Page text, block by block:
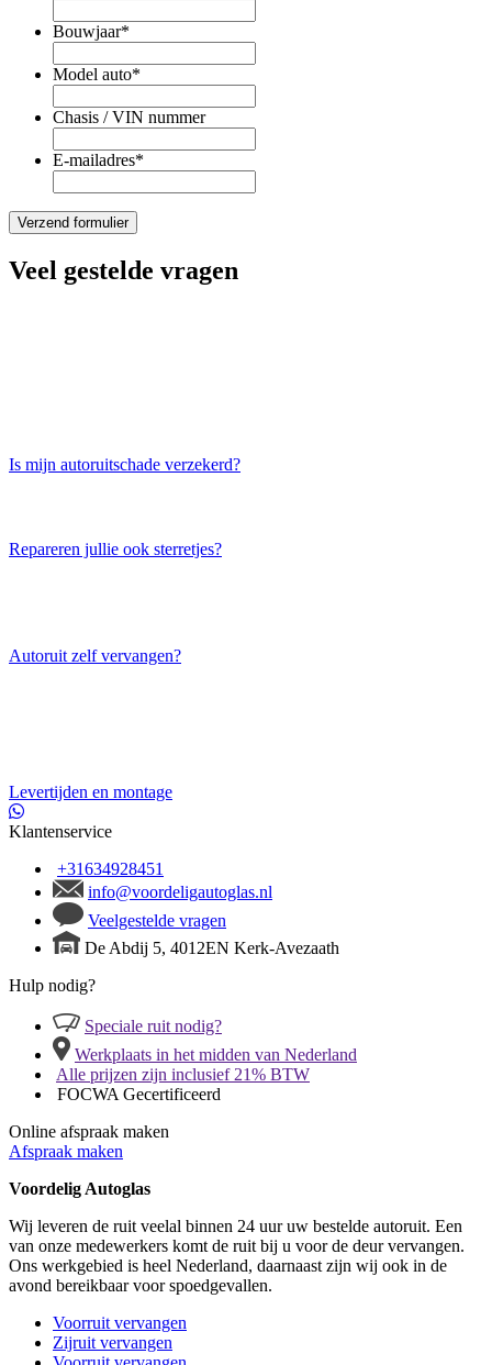
Bouwjaar*
Model auto*
Chasis / VIN nummer
E-mailadres*
Veel gestelde vragen
Is mijn autoruitschade verzekerd?
Repareren jullie ook sterretjes?
Autoruit zelf vervangen?
Levertijden en montage
Klantenservice
+31634928451
info@voordeligautoglas.nl
Veelgestelde vragen
De Abdij 5, 4012EN Kerk-Avezaath
Hulp nodig?
Speciale ruit nodig?
Werkplaats in het midden van Nederland
Alle prijzen zijn inclusief 21% BTW
FOCWA Gecertificeerd
Online afspraak maken
Afspraak maken
Voordelig Autoglas
Wij leveren de ruit veelal binnen 24 uur uw bestelde autoruit. Een
van onze medewerkers komt de ruit bij u voor de deur vervangen.
Ons werkgebied is heel Nederland, daarnaast zijn wij ook in de
avond bereikbaar voor spoedgevallen.
Voorruit vervangen
Zijruit vervangen